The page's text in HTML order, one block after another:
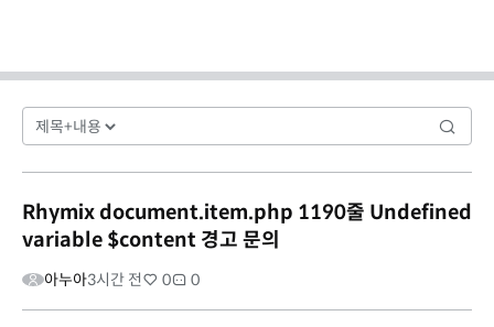
Rhymix document.item.php 1190줄 Undefined
variable $content 경고 문의
아누아3시간 전 0 0